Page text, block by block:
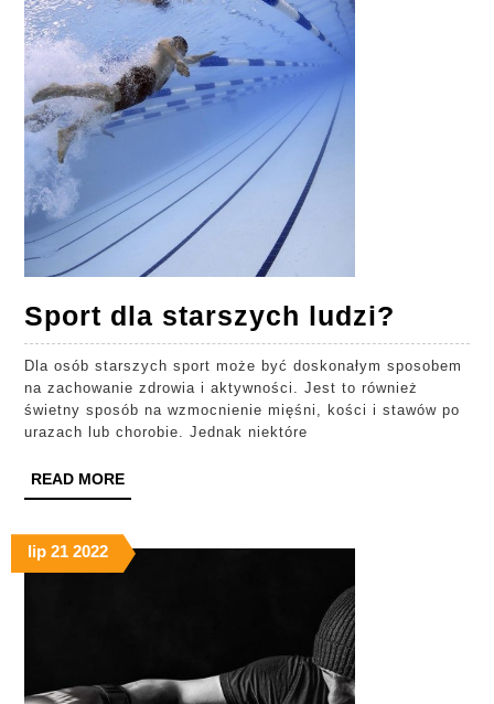
Sport dla starszych ludzi?
dla
ludzi?
Dla osób starszych sport może być doskonałym sposobem
na zachowanie zdrowia i aktywności. Jest to również
świetny sposób na wzmocnienie mięśni, kości i stawów po
urazach lub chorobie. Jednak niektóre
READ MOREREAD
MORE
lip 21 2022